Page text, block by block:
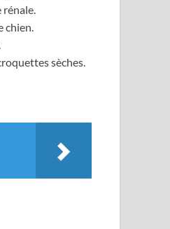
rénale.
chien.
sèches.